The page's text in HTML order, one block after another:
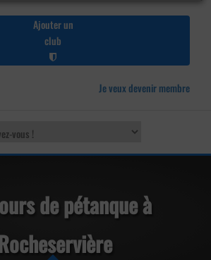
Ajouter un
club
Je veux devenir membre
de pétanque à